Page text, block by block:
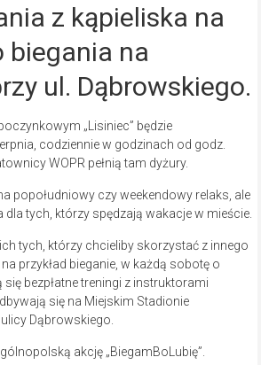
z kąpieliska na
biegania na
ul. Dąbrowskiego.
„Lisiniec” będzie
codziennie w godzinach od godz.
WOPR pełnią tam dyżury.
popołudniowy czy weekendowy relaks, ale
tych, którzy spędzają wakacje w mieście.
tych, którzy chcieliby skorzystać z innego
przykład bieganie, w każdą sobotę o
bezpłatne treningi z instruktorami
się na Miejskim Stadionie
Dąbrowskiego.
akcję „BiegamBoLubię”.